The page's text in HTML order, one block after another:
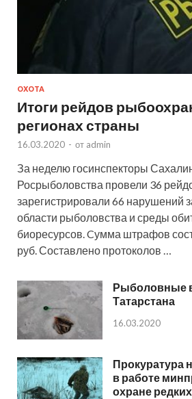
ОХОТА
Итоги рейдов
регионах страны
16.03.2020 - от admin
За неделю госинспекторы
Росрыболовства провели 36
зарегистрировали 66 нарушений
области рыболовства и среды
биоресурсов. Cумма штрафов
руб. Составлено протоколов …
Рыболовные
Татарстана
16.03.2020
Прокуратура
в работе
охране